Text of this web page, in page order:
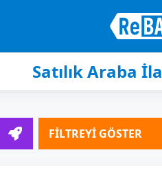
Satılık Araba
FİLTREYİ GÖSTER